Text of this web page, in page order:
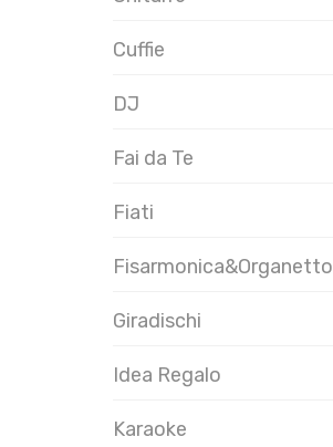
Cuffie
DJ
Fai da Te
Fiati
Fisarmonica&Organetto
Giradischi
Idea Regalo
Karaoke